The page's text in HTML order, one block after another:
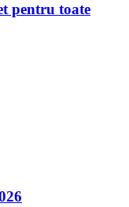
pentru toate